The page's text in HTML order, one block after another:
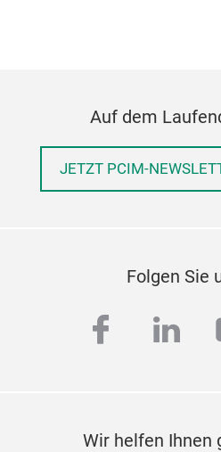
Auf dem
JETZT PCIM-
Folgen Sie
Wir helfen Ihnen